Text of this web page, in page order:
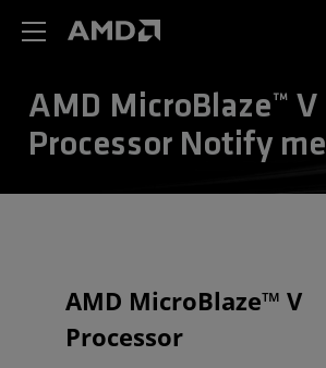
AMD MicroBlaze™ V
Processor Notify me
AMD MicroBlaze™ V
Processor